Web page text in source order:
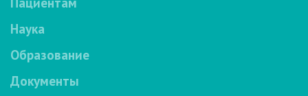
Наука
Образование
Документы